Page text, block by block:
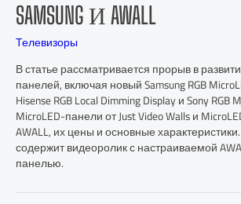
SAMSUNG И AWALL
Телевизоры
В статье рассматривается прорыв в
панелей, включая новый Samsung RGB
Hisense RGB Local Dimming Display и Sony RGB
MicroLED-панели от Just Video Walls и
AWALL, их цены и основные
содержит видеоролик с настраиваемой
панелью.